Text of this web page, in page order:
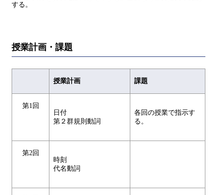
する。
授業計画・課題
授業計画 課題
第1回
日付
第２群規則動詞
各回の授業で指示す
る。
第2回
時刻
代名動詞